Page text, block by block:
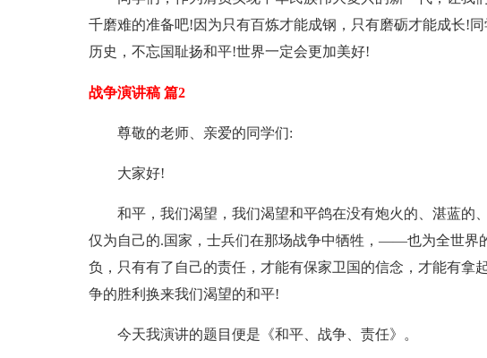
千磨难的准备吧!因为只有百炼才能成钢，只有磨砺才能成长!
历史，不忘国耻扬和平!世界一定会更加美好!
战争演讲稿 篇2
尊敬的老师、亲爱的同学们:
大家好!
和平，我们渴望，我们渴望和平鸽在没有炮火的、湛蓝的
仅为自己的.国家，士兵们在那场战争中牺牲，——也为全世界
负，只有有了自己的责任，才能有保家卫国的信念，才能有拿
争的胜利换来我们渴望的和平!
今天我演讲的题目便是《和平、战争、责任》。